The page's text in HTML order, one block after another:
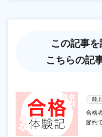
この記事
こちらの記
陸
合格
節約